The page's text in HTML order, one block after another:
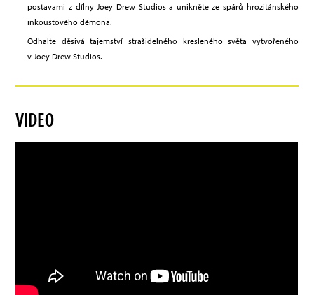
postavami z dílny Joey Drew Studios a unikněte ze spárů hrozitánského
inkoustového démona.
Odhalte děsivá tajemství strašidelného kresleného světa vytvořeného
v Joey Drew Studios.
VIDEO